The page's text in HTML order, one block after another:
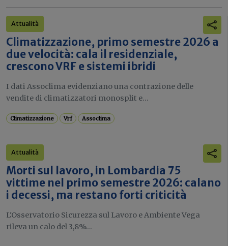
Attualità
Climatizzazione, primo semestre 2026 a
due velocità: cala il residenziale,
crescono VRF e sistemi ibridi
I dati Assoclima evidenziano una contrazione delle
vendite di climatizzatori monosplit e...
Climatizzazione Vrf Assoclima
Attualità
Morti sul lavoro, in Lombardia 75
vittime nel primo semestre 2026: calano
i decessi, ma restano forti criticità
L'Osservatorio Sicurezza sul Lavoro e Ambiente Vega
rileva un calo del 3,8%...